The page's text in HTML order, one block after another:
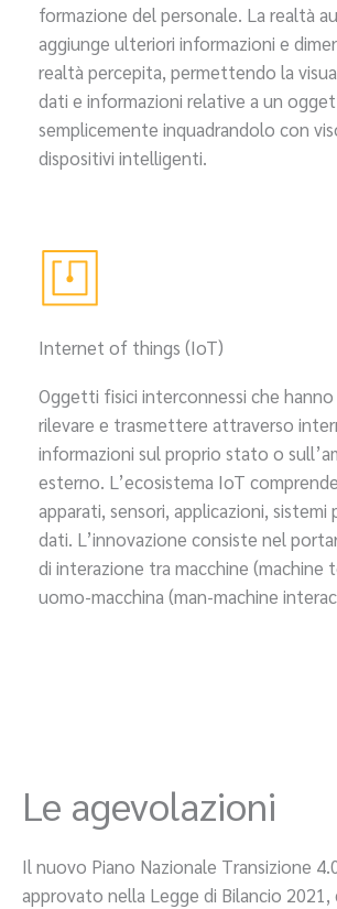
formazione del personale. La realtà
aggiunge ulteriori informazioni e
realtà percepita, permettendo la
dati e informazioni relative a un
semplicemente inquadrandolo con
dispositivi intelligenti.
Internet of things (IoT)
Oggetti fisici interconnessi che
rilevare e trasmettere attraverso
informazioni sul proprio stato o
esterno. L’ecosistema IoT
apparati, sensori, applicazioni, sistemi
dati. L’innovazione consiste nel
di interazione tra macchine (machine
uomo-macchina (man-machine
Le agevolazioni
Il nuovo Piano Nazionale Transizione
approvato nella Legge di Bilancio 2021,